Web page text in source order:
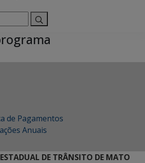
de Pagamentos
Anuais
DE TRÂNSITO DE MATO